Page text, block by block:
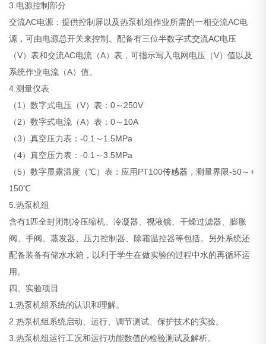
3.电源控制部分
交流AC电源：提供控制屏以及热泵机组作业所需的一相交流AC电
源，可由电源总开关来控制。配备有三位半数字式交流AC电压
（V）表和交流AC电流（A）表，可指示写入电网电压（V）值以及
系统作业电流（A）值。
4.测量仪表
（1）数字式电压（V）表：0～250V
（2）数字式电流（A）表：0～10A
（3）真空压力表：-0.1～1.5MPa
（4）真空压力表：-0.1～3.5MPa
（5）数字显露温度（℃）表：应用PT100传感器 ，测量界限-50～+
150℃
5.热泵机组
含有1匹全封闭制冷压缩机、冷凝器、视液镜、干燥过滤器、膨胀
阀、手阀、蒸发器、压力控制器、除霜温控器等包括。另外系统还
配备装备有储水水箱，以利于学生在做实验的过程中水的再循环运
用。
四、实验项目
1.热泵机组系统的认识和理解。
2.热泵机组系统启动、运行、调节测试、保护技术的实验。
3.热泵机组运行工况和运行功能数值的检验测试及解析。